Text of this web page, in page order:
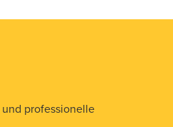
professionelle